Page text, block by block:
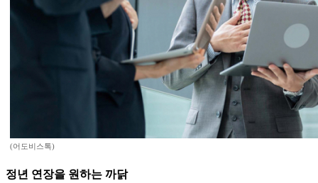
(어도비스톡)
정년 연장을 원하는 까닭